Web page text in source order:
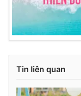
Tin liên quan